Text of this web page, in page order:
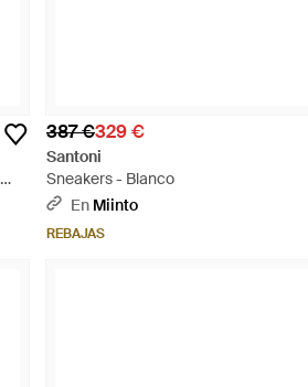
387 €329 €
Santoni
Sneakers - Blanco
En Miinto
REBAJAS